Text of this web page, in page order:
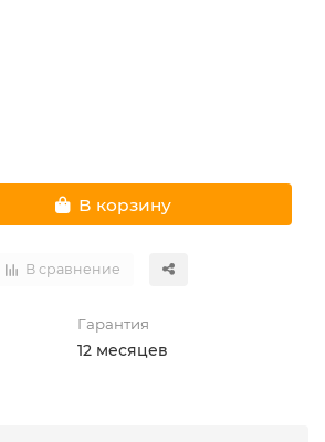
В корзину
В сравнение
Гарантия
12 месяцев